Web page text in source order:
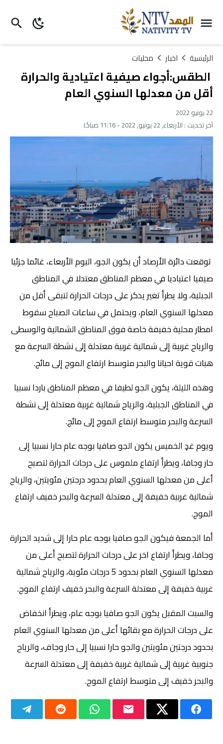
الرئيسية اخبار محليات
الطقس:أجواء صيفية اعتيادية والحرارة
أقل من معدلها السنوي العام
22 يونيو 2022
آخر تحديث : الأربعاء, 22 يونيو, 2022 - 11:16 صباحًا
توقعت دائرة الأرصاد أن يكون الجو، اليوم الأربعاء، غائما جزئيا
صيفيا اعتياديا في معظم المناطق معتدلا في المناطق
الجبلية، ولا يطرأ تغير يذكر على درجات الحرارة لتبقى أقل من
معدلها السنوي العام، ويحتمل في ساعات الصباح سقوط
امطار محلية خفيفة خاصة فوق المناطق الشمالية والوسطى
والرياح غربية إلى شمالية غربية معتدلة إلى نشطة السرعة مع
هبات قوية احيانا والبحر متوسط ارتفاع الموج إلى مائج.
وهذه الليلة، يكون الجو لطيفا في معظم المناطق باردا نسبيا
في المناطق الجبلية، والرياح شمالية غربية معتدلة إلى نشطة
السرعة والبحر متوسط ارتفاع الموج إلى مائج.
ويوم غدٍ الخميس يكون الجو صافيا بوجه عام حارا نسبيا إلى
حار وجافا، ويطرأ ارتفاع ملموس على درجات الحرارة لتصبح
أعلى من معدلها السنوي العام بحدود درجتين مئويتين، والرياح
شمالية غربية خفيفة إلى معتدلة السرعة والبحر خفيف ارتفاع
الموج.
أما الجمعة فيكون الجو صافيا بوجه عام حارا إلى شديد الحرارة
وجافا، ويطرأ ارتفاع اخر على درجات الحرارة لتصبح أعلى من
معدلها السنوي العام بحدود 5 درجات مئوية، والرياح شمالية
غربية خفيفة إلى معتدلة السرعة والبحر خفيف ارتفاع الموج.
والسبت المقبل يكون الجو صافيا بوجه عام، ويطرأ انخفاض
على درجات الحرارة مع بقائها أعلى من معدلها السنوي العام
بحدود درجتين مئويتين والجو حارا نسبيا إلى حار وجاف، والرياح
جنوبية غربية إلى شمالية غربية خفيفة إلى معتدلة السرعة
والبحر خفيف إلى متوسط ارتفاع الموج.